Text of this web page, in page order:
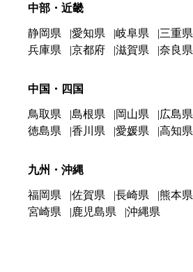
中部・近畿
静岡県 愛知県 岐阜県 三重県
兵庫県
京都府 滋賀県 奈良県
中国・四国
鳥取県 島根県 岡山県 広島県
徳島県
香川県 愛媛県 高知県
九州・沖縄
福岡県 佐賀県 長崎県 熊本県
宮崎県
鹿児島県 沖縄県